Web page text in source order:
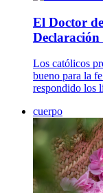
El Doctor
Declaración
Los católicos
bueno para la
respondido los
cuerpo